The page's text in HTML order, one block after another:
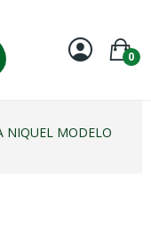
0
NIQUEL MODELO